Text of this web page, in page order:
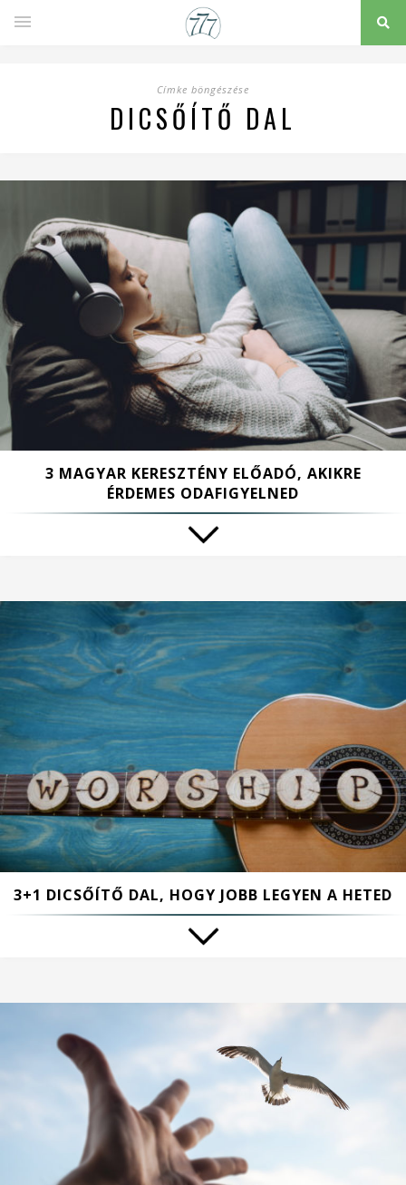
Címke böngészése
DICSŐÍTŐ DAL
3 MAGYAR KERESZTÉNY ELŐADÓ, AKIKRE
ÉRDEMES ODAFIGYELNED
3+1 DICSŐÍTŐ DAL, HOGY JOBB LEGYEN A HETED